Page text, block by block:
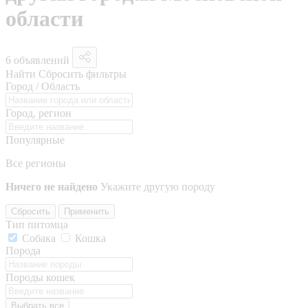
области
6 объявлений
Найти Сбросить фильтры
Город / Область
Город, регион
Популярные
Все регионы
Ничего не найдено Укажите другую породу
Сбросить Применить
Тип питомца
Собака
Кошка
Порода
Породы кошек
Выбрать все